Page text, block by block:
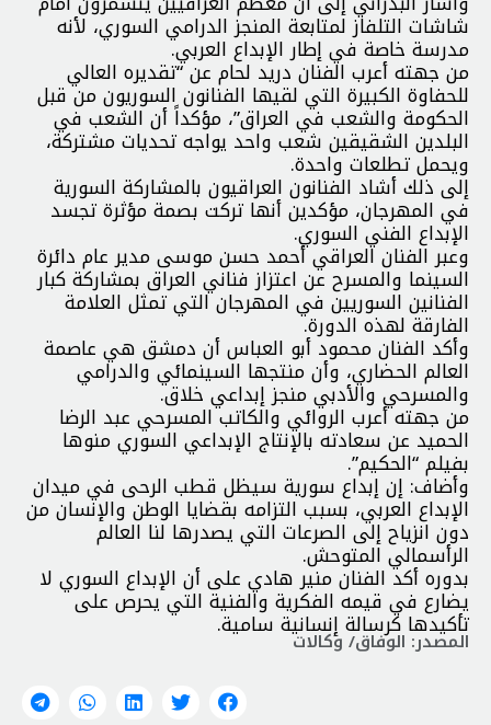
شاشات التلفاز لمتابعة المنجز الدرامي السوري، لأنه
مدرسة خاصة في إطار الإبداع العربي.
من جهته أعرب الفنان دريد لحام عن “تقديره العالي
للحفاوة الكبيرة التي لقيها الفنانون السوريون من قبل
الحكومة والشعب في العراق”، مؤكداً أن الشعب في
البلدين الشقيقين شعب واحد يواجه تحديات مشتركة،
ويحمل تطلعات واحدة.
إلى ذلك أشاد الفنانون العراقيون بالمشاركة السورية
في المهرجان، مؤكدين أنها تركت بصمة مؤثرة تجسد
الإبداع الفني السوري.
وعبر الفنان العراقي أحمد حسن موسى مدير عام دائرة
السينما والمسرح عن اعتزاز فناني العراق بمشاركة كبار
الفنانين السوريين في المهرجان التي تمثل العلامة
الفارقة لهذه الدورة.
وأكد الفنان محمود أبو العباس أن دمشق هي عاصمة
العالم الحضاري، وأن منتجها السينمائي والدرامي
والمسرحي والأدبي منجز إبداعي خلاق.
من جهته أعرب الروائي والكاتب المسرحي عبد الرضا
الحميد عن سعادته بالإنتاج الإبداعي السوري منوها
بفيلم “الحكيم”.
وأضاف: إن إبداع سورية سيظل قطب الرحى في ميدان
الإبداع العربي، بسبب التزامه بقضايا الوطن والإنسان من
دون انزياح إلى الصرعات التي يصدرها لنا العالم
الرأسمالي المتوحش.
بدوره أكد الفنان منير هادي على أن الإبداع السوري لا
يضارع في قيمه الفكرية والفنية التي يحرص على
تأكيدها كرسالة إنسانية سامية.
المصدر: الوفاق/ وكالات